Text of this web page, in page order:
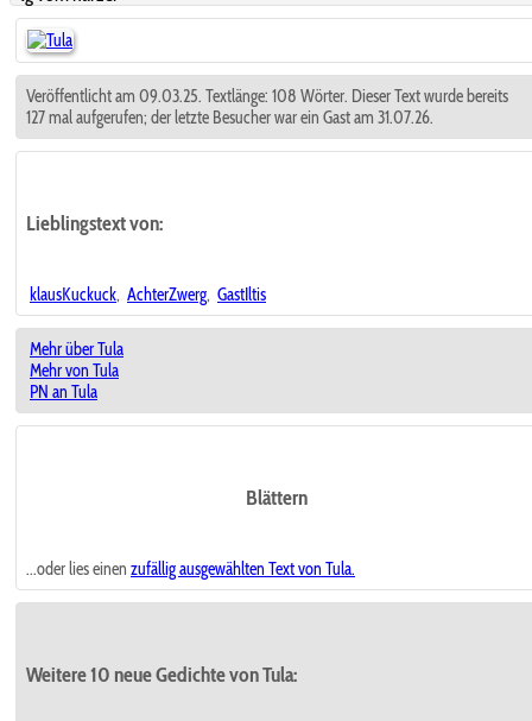
Veröffentlicht am 09.03.25. Textlänge: 108 Wörter. Dieser Text wurde bereits
127 mal aufgerufen; der letzte Besucher war ein Gast am 31.07.26.
Lieblingstextvon:
klausKuckuck, AchterZwerg, GastIltis
Mehr über Tula
Mehr von Tula
PN an Tula
Blättern
...oder lies einen zufällig ausgewählten Text von Tula.
Weitere 10 neue Gedichte von Tula: